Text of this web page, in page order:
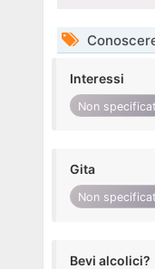
Interessi
Non
Gita
Non
Bevi alcolici?